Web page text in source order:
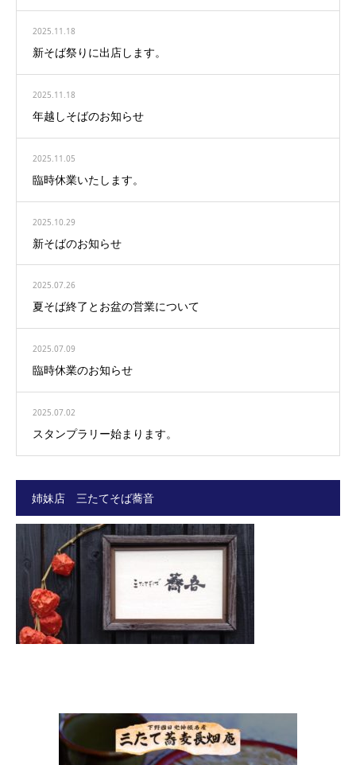
2025.11.18
新そば祭りに出店します。
2025.11.18
年越しそばのお知らせ
2025.11.05
臨時休業いたします。
2025.10.29
新そばのお知らせ
2025.07.26
夏そば終了とお盆の営業について
2025.07.09
臨時休業のお知らせ
2025.07.02
スタンプラリー始まります。
姉妹店 三たてそば蕎音